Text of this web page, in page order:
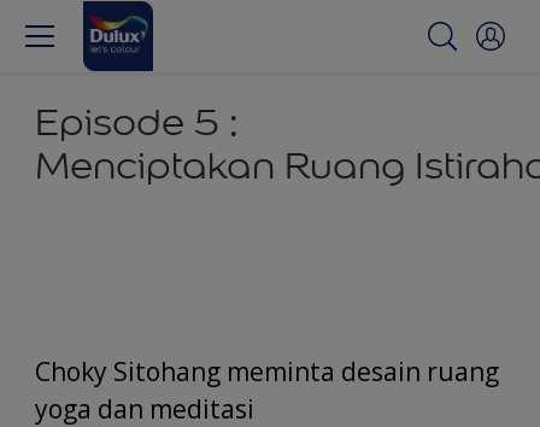
Episode 5 :
Menciptakan Ruang
Choky Sitohang meminta desain ruang
yoga dan meditasi